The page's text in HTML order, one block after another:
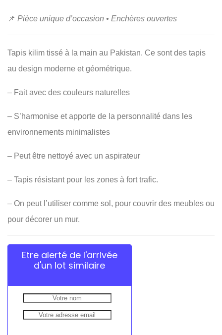
📌 Pièce unique d’occasion • Enchères ouvertes
Tapis kilim tissé à la main au Pakistan. Ce sont des tapis
au design moderne et géométrique.
– Fait avec des couleurs naturelles
– S’harmonise et apporte de la personnalité dans les
environnements minimalistes
– Peut être nettoyé avec un aspirateur
– Tapis résistant pour les zones à fort trafic.
– On peut l’utiliser comme sol, pour couvrir des meubles ou
pour décorer un mur.
Etre alerté de l'arrivée
d'un lot similaire